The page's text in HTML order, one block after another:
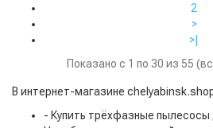
2
>
>|
Показано с 1 по 30 из 55
В интернет-магазине
- Купить трёхфазные пылесосы